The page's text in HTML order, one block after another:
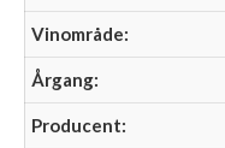
Vinområde:
Årgang:
Producent: